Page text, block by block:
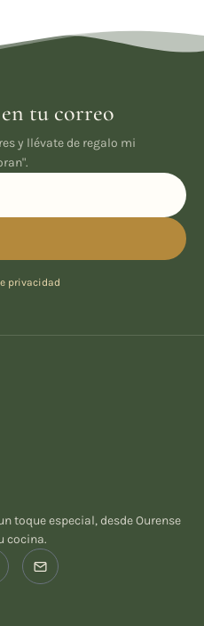
tu correo
y llévate de regalo mi
privacidad
toque especial, desde Ourense
cocina.